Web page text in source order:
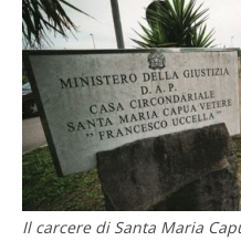
Il carcere di Santa Maria